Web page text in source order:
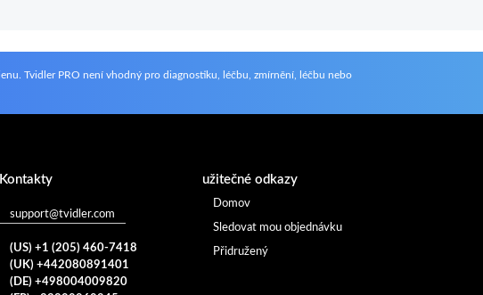
Tvidler PRO není vhodný pro diagnostiku, léčbu, zmírnění, léčbu nebo
Kontakty
support@tvidler.com
(US) +1 (205) 460-7418
(UK) +442080891401
(DE) +498004009820
užitečné odkazy
Domov
Sledovat mou objednávku
Přidružený